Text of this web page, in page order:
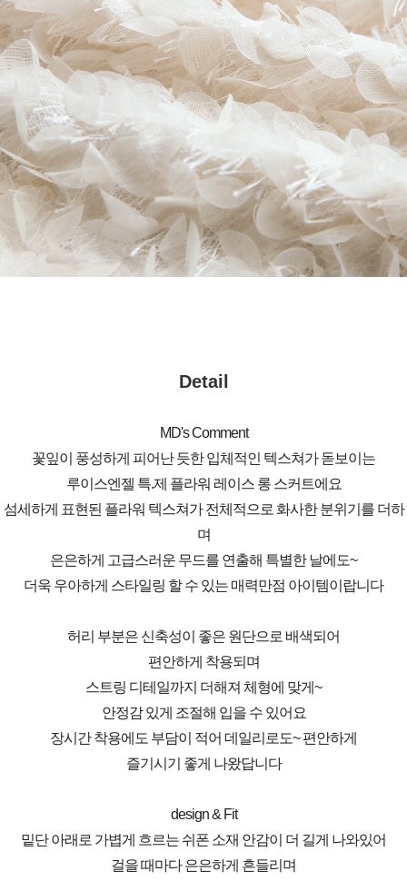
Detail
MD's Comment
꽃잎이 풍성하게 피어난 듯한 입체적인 텍스쳐가 돋보이는
루이스엔젤 특.제 플라워 레이스 롱 스커트에요
섬세하게 표현된 플라워 텍스쳐가 전체적으로 화사한 분위기를 더하
며
은은하게 고급스러운 무드를 연출해 특별한 날에도~
더욱 우아하게 스타일링 할 수 있는 매력만점 아이템이랍니다
허리 부분은 신축성이 좋은 원단으로 배색되어
편안하게 착용되며
스트링 디테일까지 더해져 체형에 맞게~
안정감 있게 조절해 입을 수 있어요
장시간 착용에도 부담이 적어 데일리로도~ 편안하게
즐기시기 좋게 나왔답니다
design & Fit
밑단 아래로 가볍게 흐르는 쉬폰 소재 안감이 더 길게 나와있어
걸을 때마다 은은하게 흔들리며